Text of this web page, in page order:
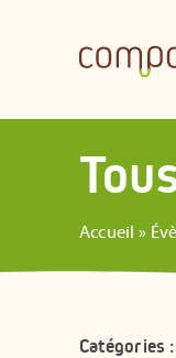
Accueil »
Catégories